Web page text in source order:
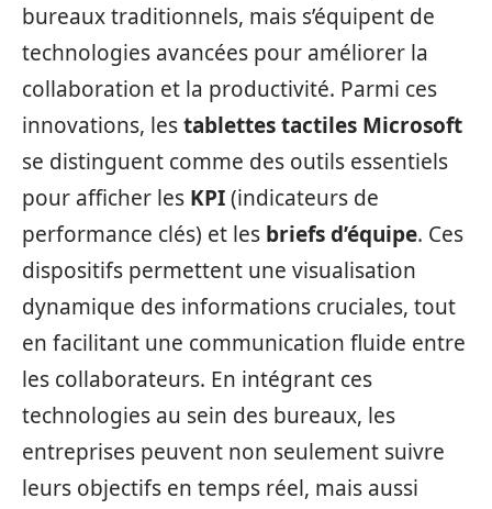
bureaux traditionnels, mais s’équipent de
technologies avancées pour améliorer la
collaboration et la productivité. Parmi ces
innovations, lestablettes tactiles Microsoft
se distinguent comme des outils essentiels
pour afficher les KPI(indicateurs de
performance clés) et les briefs d’équipe. Ces
dispositifs permettent une visualisation
dynamique des informations cruciales, tout
en facilitant une communication fluide entre
les collaborateurs. En intégrant ces
technologies au sein des bureaux, les
entreprises peuvent non seulement suivre
leurs objectifs en temps réel, mais aussi